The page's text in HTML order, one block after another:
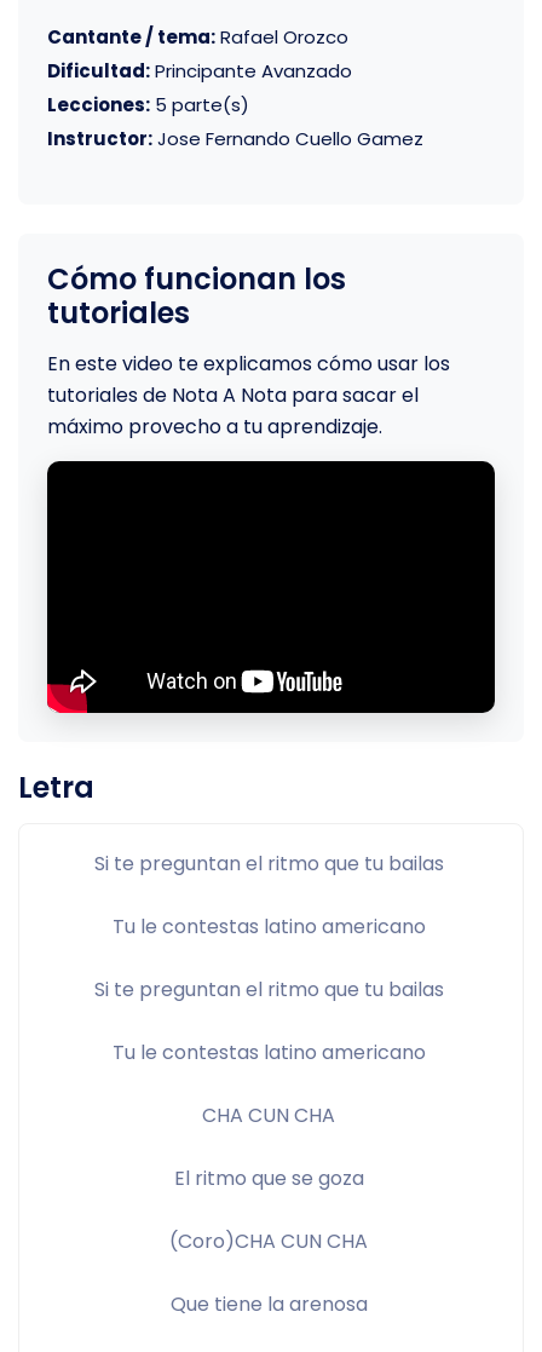
Cantante / tema:Rafael Orozco
Dificultad:Principante Avanzado
Lecciones: 5 parte(s)
Instructor:Jose Fernando Cuello Gamez
Cómo funcionan los
tutoriales
En este video te explicamos cómo usar los
tutoriales de Nota A Nota para sacar el
máximo provecho a tu aprendizaje.
Letra
Si te preguntan el ritmo que tu bailas
Tu le contestas latino americano
Si te preguntan el ritmo que tu bailas
Tu le contestas latino americano
CHA CUN CHA
El ritmo que se goza
(Coro)CHA CUN CHA
Que tiene la arenosa